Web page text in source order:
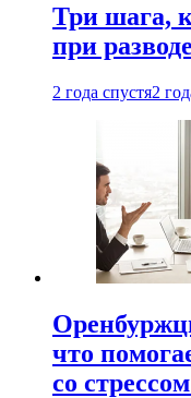
Три шага,
при разводе
2 года спустя2
что
со